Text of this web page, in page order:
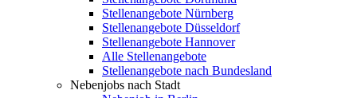
Stellenangebote Nürnberg
Stellenangebote Düsseldorf
Stellenangebote Hannover
Alle Stellenangebote
Stellenangebote nach Bundesland
Nebenjobs nach Stadt